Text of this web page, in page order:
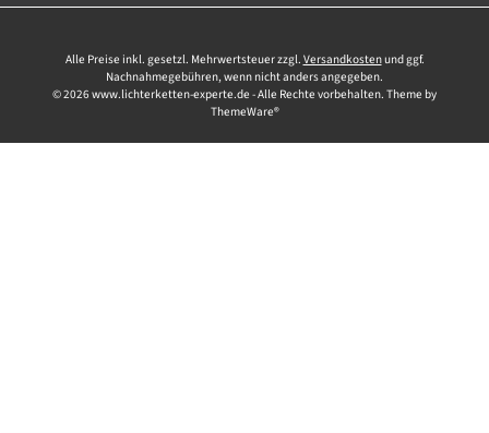
Alle Preise inkl. gesetzl. Mehrwertsteuer zzgl. Versandkostenund ggf.
Nachnahmegebühren, wenn nicht anders angegeben.
© 2026 www.lichterketten-experte.de - Alle Rechte vorbehalten. Theme by
ThemeWare®